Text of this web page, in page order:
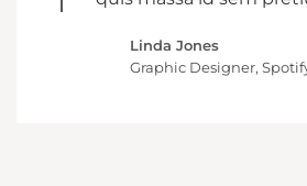
Linda Jones
Graphic Designer,